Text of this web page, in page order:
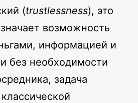
(trustlessness), это
возможность
информацией и
без необходимости
задача